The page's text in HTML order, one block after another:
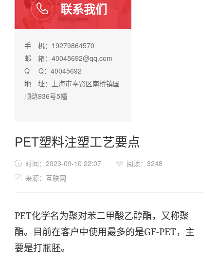
联系我们
手 机：19279864570
邮 箱：40045692@qq.com
Q Q：40045692
地 址：上海市奉贤区南桥镇国
顺路936号5幢
PET塑料注塑工艺要点
时间：2023-09-10 22:07
阅读：3248
来源：互联网
PET化学名为聚对苯二甲酸乙醇酯，又称聚
酯。目前在客户中使用最多的是GF-PET，主
要是打瓶胚。